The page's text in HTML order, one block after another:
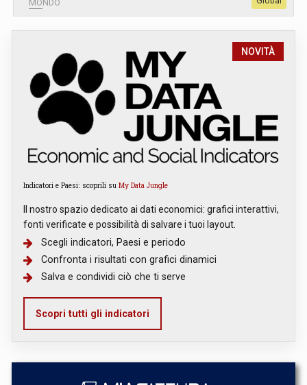
MONDO
NOVITÀ
Indicatori e Paesi: scoprili su My Data Jungle
Il nostro spazio dedicato ai dati economici: grafici interattivi,
fonti verificate e possibilità di salvare i tuoi layout.
Scegli indicatori, Paesi e periodo
Confronta i risultati con grafici dinamici
Salva e condividi ciò che ti serve
Scopri tutti gli indicatori